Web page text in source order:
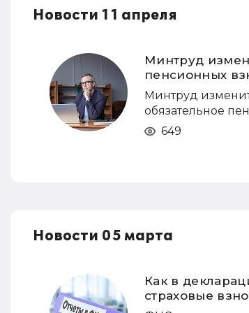
Новости 11 апреля
Минтруд
пенсионных
Минтруд
обязательное
649
Новости 05 марта
Как в
страховые